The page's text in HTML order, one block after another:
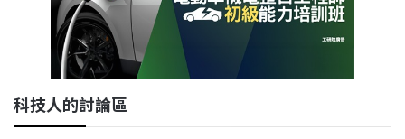
科技人的討論區